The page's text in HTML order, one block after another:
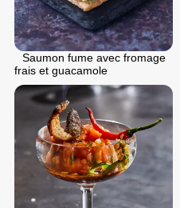
Saumon fume avec fromage
frais et guacamole